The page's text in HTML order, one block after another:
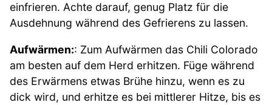
einfrieren. Achte darauf, genug Platz für die
Ausdehnung während des Gefrierens zu lassen.
Aufwärmen:: Zum Aufwärmen das Chili Colorado
am besten auf dem Herd erhitzen. Füge während
des Erwärmens etwas Brühe hinzu, wenn es zu
dick wird, und erhitze es bei mittlerer Hitze, bis es